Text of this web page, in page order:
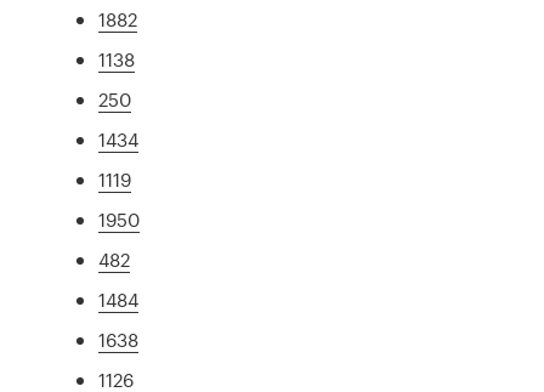
1882
1138
250
1434
1119
1950
482
1484
1638
1126